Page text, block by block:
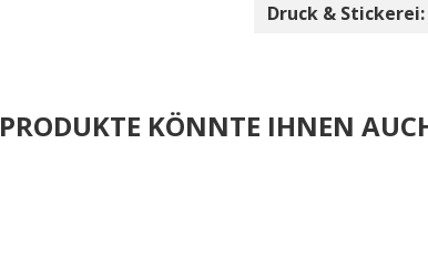
Druck & Stickerei:
KÖNNTE IHNEN